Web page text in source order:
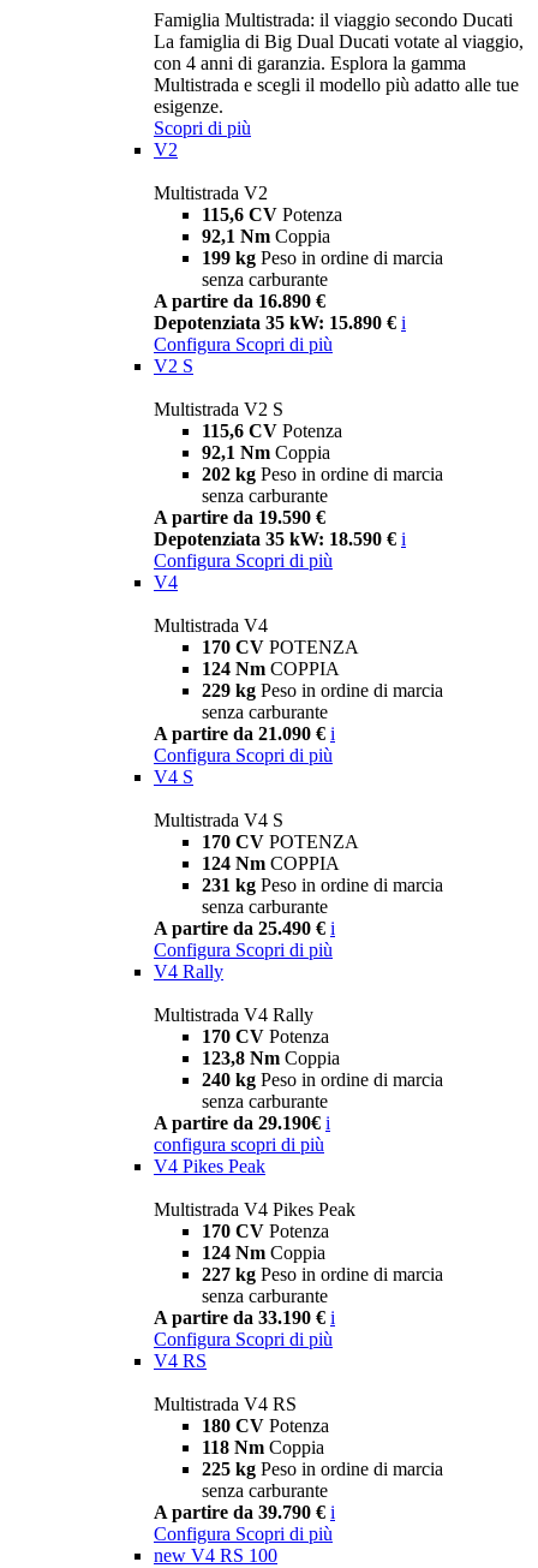
Famiglia Multistrada: il viaggio secondo Ducati
La famiglia di Big Dual Ducati votate al viaggio,
con 4 anni di garanzia. Esplora la gamma
Multistrada e scegli il modello più adatto alle tue
esigenze.
Scopri di più
V2
Multistrada V2
115,6 CV Potenza
92,1 Nm Coppia
199 kg Peso in ordine di marcia
senza carburante
A partire da 16.890 €
Depotenziata 35 kW: 15.890 € i
Configura Scopri di più
V2 S
Multistrada V2 S
115,6 CV Potenza
92,1 Nm Coppia
202 kg Peso in ordine di marcia
senza carburante
A partire da 19.590 €
Depotenziata 35 kW: 18.590 € i
Configura Scopri di più
V4
Multistrada V4
170 CV POTENZA
124 Nm COPPIA
229 kg Peso in ordine di marcia
senza carburante
A partire da 21.090 € i
Configura Scopri di più
V4 S
Multistrada V4 S
170 CV POTENZA
124 Nm COPPIA
231 kg Peso in ordine di marcia
senza carburante
A partire da 25.490 € i
Configura Scopri di più
V4 Rally
Multistrada V4 Rally
170 CV Potenza
123,8 Nm Coppia
240 kg Peso in ordine di marcia
senza carburante
A partire da 29.190€ i
configura scopri di più
V4 Pikes Peak
Multistrada V4 Pikes Peak
170 CV Potenza
124 Nm Coppia
227 kg Peso in ordine di marcia
senza carburante
A partire da 33.190 € i
Configura Scopri di più
V4 RS
Multistrada V4 RS
180 CV Potenza
118 Nm Coppia
225 kg Peso in ordine di marcia
senza carburante
A partire da 39.790 € i
Configura Scopri di più
new V4 RS 100